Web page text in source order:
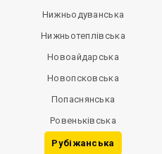
Нижньодуванська
Нижньотеплівська
Новоайдарська
Новопсковська
Попаснянська
Ровеньківська
Рубіжанська